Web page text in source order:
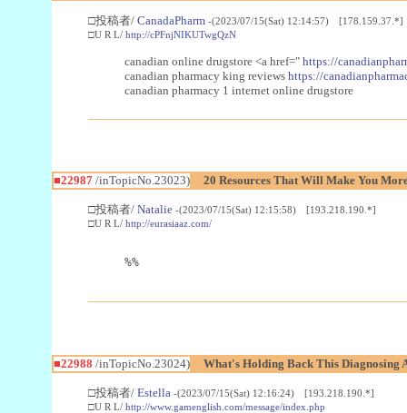
□投稿者/ CanadaPharm -(2023/07/15(Sat) 12:14:57) [178.159.37.*]
□U R L/ http://cPFnjNIKUTwgQzN
canadian online drugstore <a href=" https://
canadian pharmacy king reviews https://
canadian pharmacy 1 internet online drugstore
■22987/inTopicNo.23023) 20 Resources That Will Make You
□投稿者/ Natalie -(2023/07/15(Sat) 12:15:58) [193.218.190.*]
□U R L/ http://eurasiaaz.com/
%%
■22988 /inTopicNo.23024) What's Holding Back This Diagnosing
□投稿者/ Estella -(2023/07/15(Sat) 12:16:24) [193.218.190.*]
□U R L/ http://www.gamenglish.com/message/index.php